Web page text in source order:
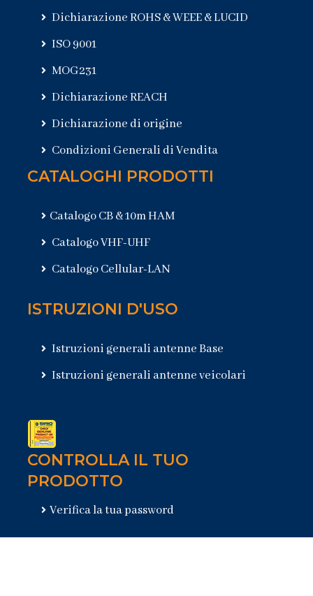
Dichiarazione ROHS & WEEE & LUCID
ISO 9001
MOG231
Dichiarazione REACH
Dichiarazione di origine
Condizioni Generali di Vendita
CATALOGHI PRODOTTI
Catalogo CB & 10m HAM
Catalogo VHF-UHF
Catalogo Cellular-LAN
ISTRUZIONI D'USO
Istruzioni generali antenne Base
Istruzioni generali antenne veicolari
CONTROLLA IL TUO
PRODOTTO
Verifica la tua password